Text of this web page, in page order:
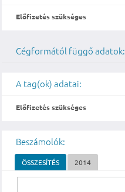
Előfizetés szükséges
Cégformától függő adatok:
A tag(ok) adatai:
Előfizetés szükséges
Beszámolók:
ÖSSZESÍTÉS 2014